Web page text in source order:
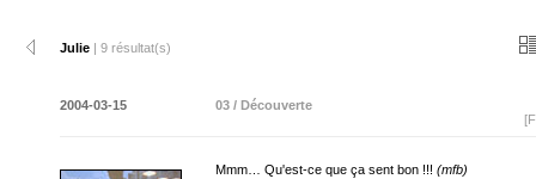
Julie | 9 résultat(s)
2004-03-15
03 / Découverte
Mmm… Qu'est-ce que ça sent bon !!! (mfb)